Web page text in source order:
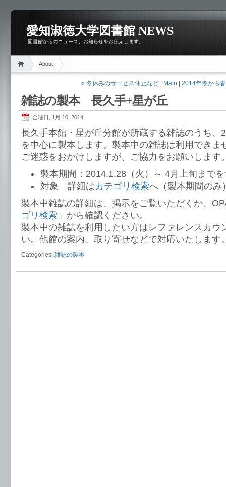
愛知淑徳大学図書館 NEWS
図書館からのニュース、お知らせをお伝えします。
About
« 冬休みのサービス休止など Main 2014年冬から
雑誌の製本 長久手+星が丘
金曜日, 1月 10, 2014
長久手本館・星が丘分館が所蔵する雑誌のうち、
を中心に製本します。製本中の雑誌は利用できま
ご迷惑をおかけしますが、ご協力をお願いします
製本期間：2014.1.28（火）～ 4月上旬まで
対象 詳細はカテゴリ検索へ（製本期間のみ
製本中雑誌の詳細は、掲示をご覧いただくか、
ゴリ検索」 から確認ください。
製本中の雑誌を利用したい方はレファレンスカウ
い。他館の案内、取り寄せなどで対応いたします
Categories: 雑誌の製本